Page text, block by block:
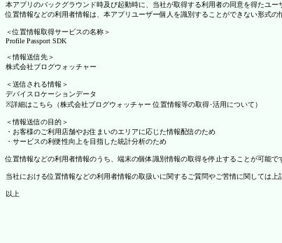
本アプリのバックグラウンド時及び起動時に、当社が取得する利用者の同意を得たユ
位置情報などの利用者情報は、本アプリユーザー個人を識別することができない形式
＜位置情報取得サービスの名称＞
Profile Passport SDK
＜情報送信先＞
株式会社ブログウォッチャー
＜送信される情報＞
デバイスロケーションデータ
※詳細はこちら（株式会社ブログウォッチャー 位置情報等の取得･活用について）
＜情報送信の目的＞
・お客様のご利用店舗やお住まいのエリアに応じた情報配信のため
・サービスの利便性向上を目指した統計分析のため
位置情報などの利用者情報のうち、端末の個体識別情報の取得を停止することが可能
当社における位置情報などの利用者情報の取扱いに関するご質問やご苦情に関しては
以上